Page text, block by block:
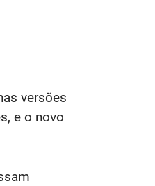
versões
e o novo